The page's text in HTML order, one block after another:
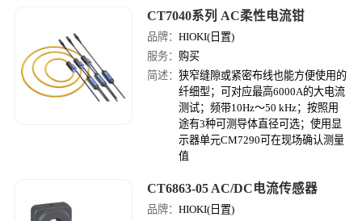
CT7040系列 AC柔性电流钳
品牌：HIOKI(日置)
服务： 购买
简述：狭窄缝隙或紧密布线也能方便使用的
纤细型；可对应最高6000A的大电流
测试；频带10Hz～50 kHz；按照用
途有3种可测导体直径可选；使用显
示器单元CM7290可在现场确认测量
值
CT6863-05 AC/DC电流传感器
品牌：HIOKI(日置)